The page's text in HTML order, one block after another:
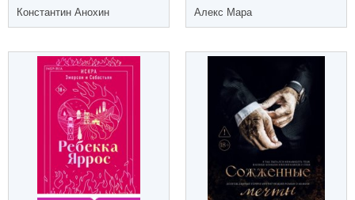
Константин Анохин Алекс Мара